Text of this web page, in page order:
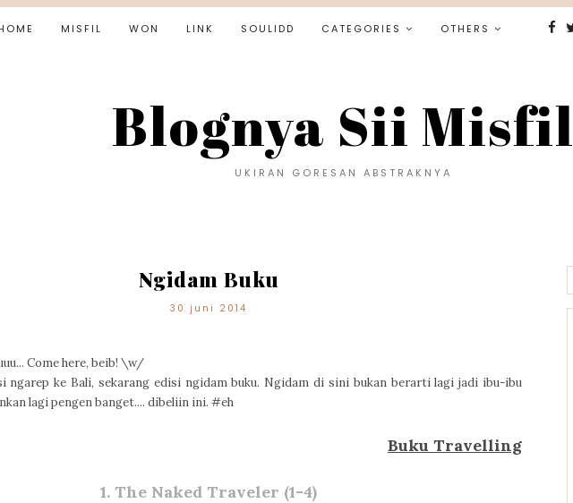
MISFIL WON LINK SOULIDD CATEGORIES OTHERS
Blognya Sii Misfil
UKIRAN GORESAN ABSTRAKNYA
Ngidam Buku
30 juni 2014
Come here, beib! \w/
ngarep ke Bali, sekarang edisi ngidam buku. Ngidam di sini bukan berarti lagi jadi ibu-ibu
lagi pengen banget.... dibeliin ini. #eh
Buku Travelling
1. The Naked Traveler (1-4)